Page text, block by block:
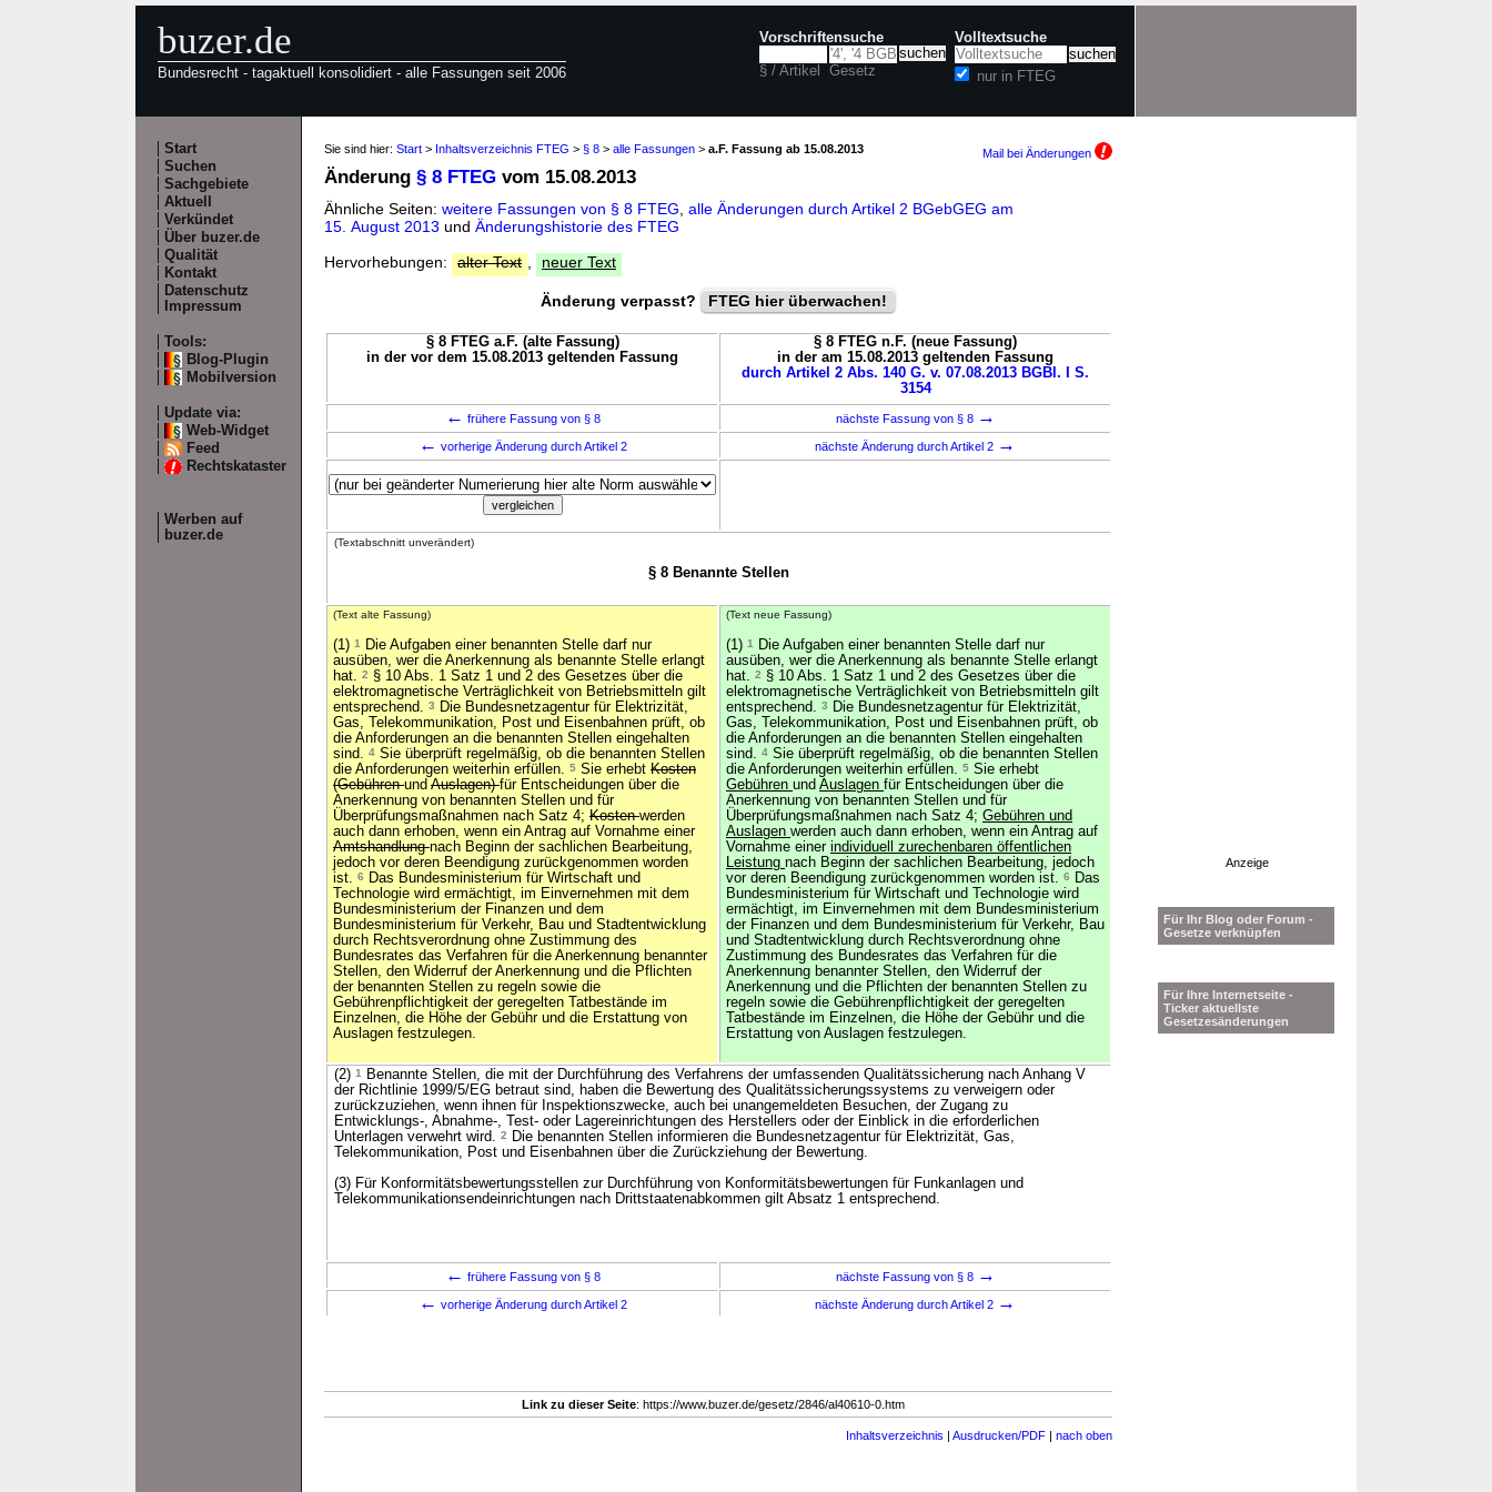
buzer.de
Bundesrecht - tagaktuell konsolidiert - alle Fassungen seit 2006
Vorschriftensuche
§ / Artikel Gesetz
Volltextsuche
nur in FTEG
Start
Suchen
Sachgebiete
Aktuell
Verkündet
Über buzer.de
Qualität
Kontakt
Datenschutz
Impressum
Tools:
Blog-Plugin
Mobilversion
Update via:
Web-Widget
Feed
Rechtskataster
Werben auf
buzer.de
Sie sind hier: Start > Inhaltsverzeichnis FTEG > § 8 > alle Fassungen > a.F. Fassung ab 15.08.2013 Mail bei Änderungen
Änderung § 8 FTEG vom 15.08.2013
Ähnliche Seiten: weitere Fassungen von § 8 FTEG alle Änderungen durch Artikel 2 BGebGEG am
15. August 2013 und Änderungshistorie des FTEG
Hervorhebungen:
alter Text neuer Text
Änderung verpasst? FTEG hier überwachen!
§ 8 FTEG a.F. (alte Fassung)
in der vor dem 15.08.2013 geltenden Fassung
§ 8 FTEG n.F. (neue Fassung)
in der am 15.08.2013 geltenden Fassung
durch Artikel 2 Abs. 140 G. v. 07.08.2013 BGBl. I S.
3154
← frühere Fassung von § 8 nächste Fassung von § 8 →
← vorherige Änderung durch Artikel 2 nächste Änderung durch Artikel 2 →
(Textabschnitt unverändert)
§ 8 Benannte Stellen
(Text alte Fassung)
(1) 1
Die Aufgaben einer benannten Stelle darf nur
ausüben, wer die Anerkennung als benannte Stelle erlangt
hat. 2 § 10 Abs. 1 Satz 1 und 2 des Gesetzes über die
elektromagnetische Verträglichkeit von Betriebsmitteln gilt
entsprechend. 3
Die Bundesnetzagentur für Elektrizität,
Gas, Telekommunikation, Post und Eisenbahnen prüft, ob
die Anforderungen an die benannten Stellen eingehalten
sind. 4 Sie überprüft regelmäßig, ob die benannten Stellen
die Anforderungen weiterhin erfüllen. 5 Sie erhebt Kosten
(Gebührenund Auslagen)für Entscheidungen über die
Anerkennung von benannten Stellen und für
Überprüfungsmaßnahmen nach Satz 4; Kostenwerden
auch dann erhoben, wenn ein Antrag auf Vornahme einer
Amtshandlungnach Beginn der sachlichen Bearbeitung,
jedoch vor deren Beendigung zurückgenommen worden
ist. 6
Das Bundesministerium für Wirtschaft und
Technologie wird ermächtigt, im Einvernehmen mit dem
Bundesministerium der Finanzen und dem
Bundesministerium für Verkehr, Bau und Stadtentwicklung
durch Rechtsverordnung ohne Zustimmung des
Bundesrates das Verfahren für die Anerkennung benannter
Stellen, den Widerruf der Anerkennung und die Pflichten
der benannten Stellen zu regeln sowie die
Gebührenpflichtigkeit der geregelten Tatbestände im
Einzelnen, die Höhe der Gebühr und die Erstattung von
Auslagen festzulegen.
(Text neue Fassung)
(1) 1
Die Aufgaben einer benannten Stelle darf nur
ausüben, wer die Anerkennung als benannte Stelle erlangt
hat. 2 § 10 Abs. 1 Satz 1 und 2 des Gesetzes über die
elektromagnetische Verträglichkeit von Betriebsmitteln gilt
entsprechend. 3
Die Bundesnetzagentur für Elektrizität,
Gas, Telekommunikation, Post und Eisenbahnen prüft, ob
die Anforderungen an die benannten Stellen eingehalten
sind. 4 Sie überprüft regelmäßig, ob die benannten Stellen
die Anforderungen weiterhin erfüllen. 5 Sie erhebt
Gebühren und Auslagen für Entscheidungen über die
Anerkennung von benannten Stellen und für
Überprüfungsmaßnahmen nach Satz 4; Gebühren und
Auslagen werden auch dann erhoben, wenn ein Antrag auf
Vornahme einer individuell zurechenbaren öffentlichen
Leistung nach Beginn der sachlichen Bearbeitung, jedoch
vor deren Beendigung zurückgenommen worden ist. 6
Das
Bundesministerium für Wirtschaft und Technologie wird
ermächtigt, im Einvernehmen mit dem Bundesministerium
der Finanzen und dem Bundesministerium für Verkehr, Bau
und Stadtentwicklung durch Rechtsverordnung ohne
Zustimmung des Bundesrates das Verfahren für die
Anerkennung benannter Stellen, den Widerruf der
Anerkennung und die Pflichten der benannten Stellen zu
regeln sowie die Gebührenpflichtigkeit der geregelten
Tatbestände im Einzelnen, die Höhe der Gebühr und die
Erstattung von Auslagen festzulegen.
(2) 1
Benannte Stellen, die mit der Durchführung des Verfahrens der umfassenden Qualitätssicherung nach Anhang V
der Richtlinie 1999/5/EG betraut sind, haben die Bewertung des Qualitätssicherungssystems zu verweigern oder
zurückzuziehen, wenn ihnen für Inspektionszwecke, auch bei unangemeldeten Besuchen, der Zugang zu
Entwicklungs-, Abnahme-, Test- oder Lagereinrichtungen des Herstellers oder der Einblick in die erforderlichen
Unterlagen verwehrt wird. 2
Die benannten Stellen informieren die Bundesnetzagentur für Elektrizität, Gas,
Telekommunikation, Post und Eisenbahnen über die Zurückziehung der Bewertung.
(3) Für Konformitätsbewertungsstellen zur Durchführung von Konformitätsbewertungen für Funkanlagen und
Telekommunikationsendeinrichtungen nach Drittstaatenabkommen gilt Absatz 1 entsprechend.
← frühere Fassung von § 8 nächste Fassung von § 8 →
← vorherige Änderung durch Artikel 2 nächste Änderung durch Artikel 2 →
Link zu dieser Seite: https://www.buzer.de/gesetz/2846/al40610-0.htm
Inhaltsverzeichnis | Ausdrucken/PDF | nach oben
Anzeige
Für Ihr Blog oder Forum -
Gesetze verknüpfen
Für Ihre Internetseite -
Ticker aktuellste
Gesetzesänderungen